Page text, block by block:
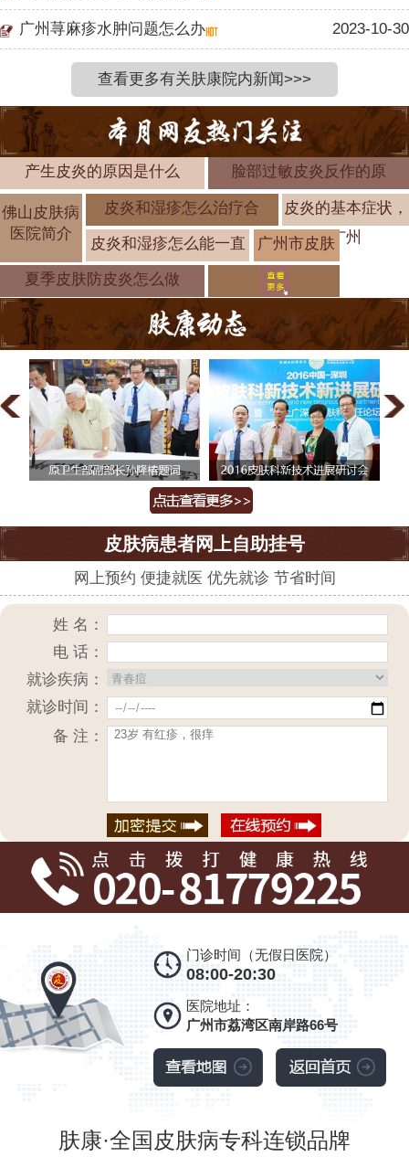
广州荨麻疹水肿问题怎么办 2023-10-30
查看更多有关肤康院内新闻>>>
产生皮炎的原因是什么 脸部过敏皮炎反作的原
佛山皮肤病
医院简介
皮炎和湿疹怎么治疗合
皮炎的基本症状，
广州
皮炎和湿疹怎么能一直
广州市皮肤
科「实时公
夏季皮肤防皮炎怎么做
皮肤病患者网上自助挂号
网上预约 便捷就医 优先就诊 节省时间
姓 名：
电 话：
就诊疾病：
就诊时间：
备 注：
门诊时间（无假日医院）
08:00-20:30
医院地址：
广州市荔湾区南岸路66号
肤康·全国皮肤病专科连锁品牌